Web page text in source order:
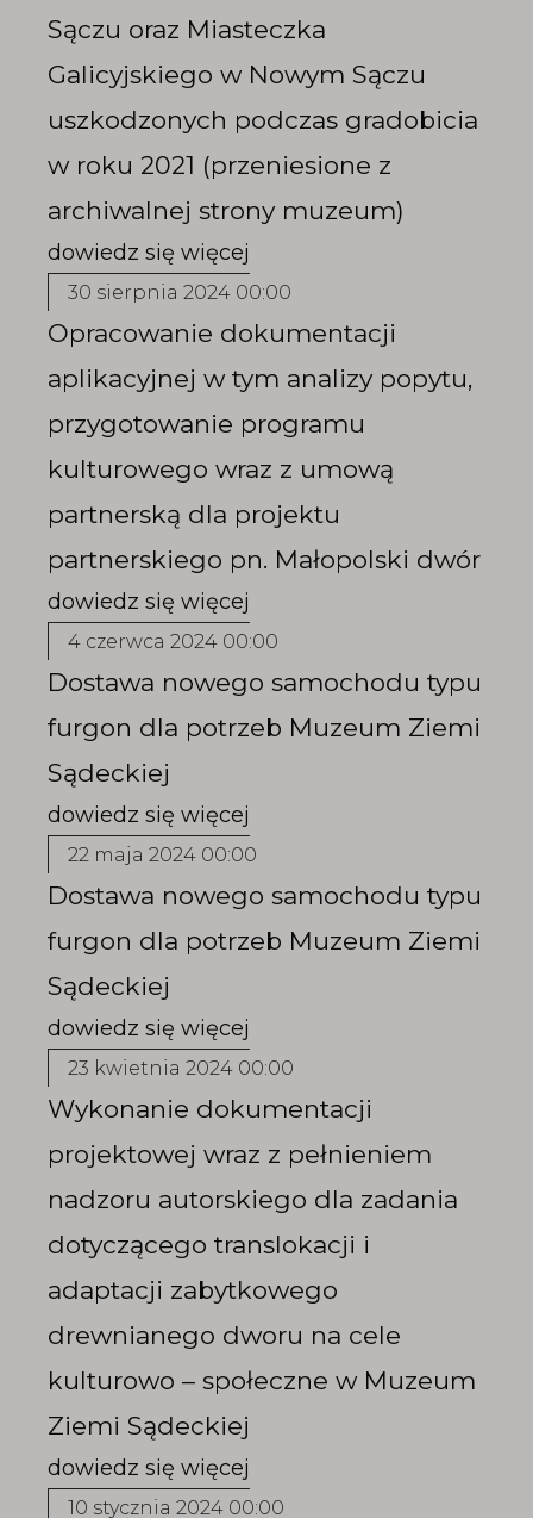
Sączu oraz Miasteczka
Galicyjskiego w Nowym Sączu
uszkodzonych podczas gradobicia
w roku 2021 (przeniesione z
archiwalnej strony muzeum)
30 sierpnia 2024 00:00
Opracowanie dokumentacji
aplikacyjnej w tym analizy popytu,
przygotowanie programu
kulturowego wraz z umową
partnerską dla projektu
partnerskiego pn. Małopolski dwór
4 czerwca 2024 00:00
Dostawa nowego samochodu typu
furgon dla potrzeb Muzeum Ziemi
Sądeckiej
22 maja 2024 00:00
Dostawa nowego samochodu typu
furgon dla potrzeb Muzeum Ziemi
Sądeckiej
23 kwietnia 2024 00:00
Wykonanie dokumentacji
projektowej wraz z pełnieniem
nadzoru autorskiego dla zadania
dotyczącego translokacji i
adaptacji zabytkowego
drewnianego dworu na cele
kulturowo – społeczne w Muzeum
Ziemi Sądeckiej
10 stycznia 2024 00:00